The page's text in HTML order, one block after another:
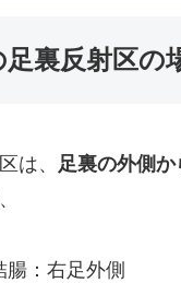
足裏反射区の
は、 足裏の外側
腸：右足外側